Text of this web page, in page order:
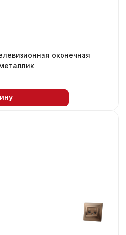
оконечная